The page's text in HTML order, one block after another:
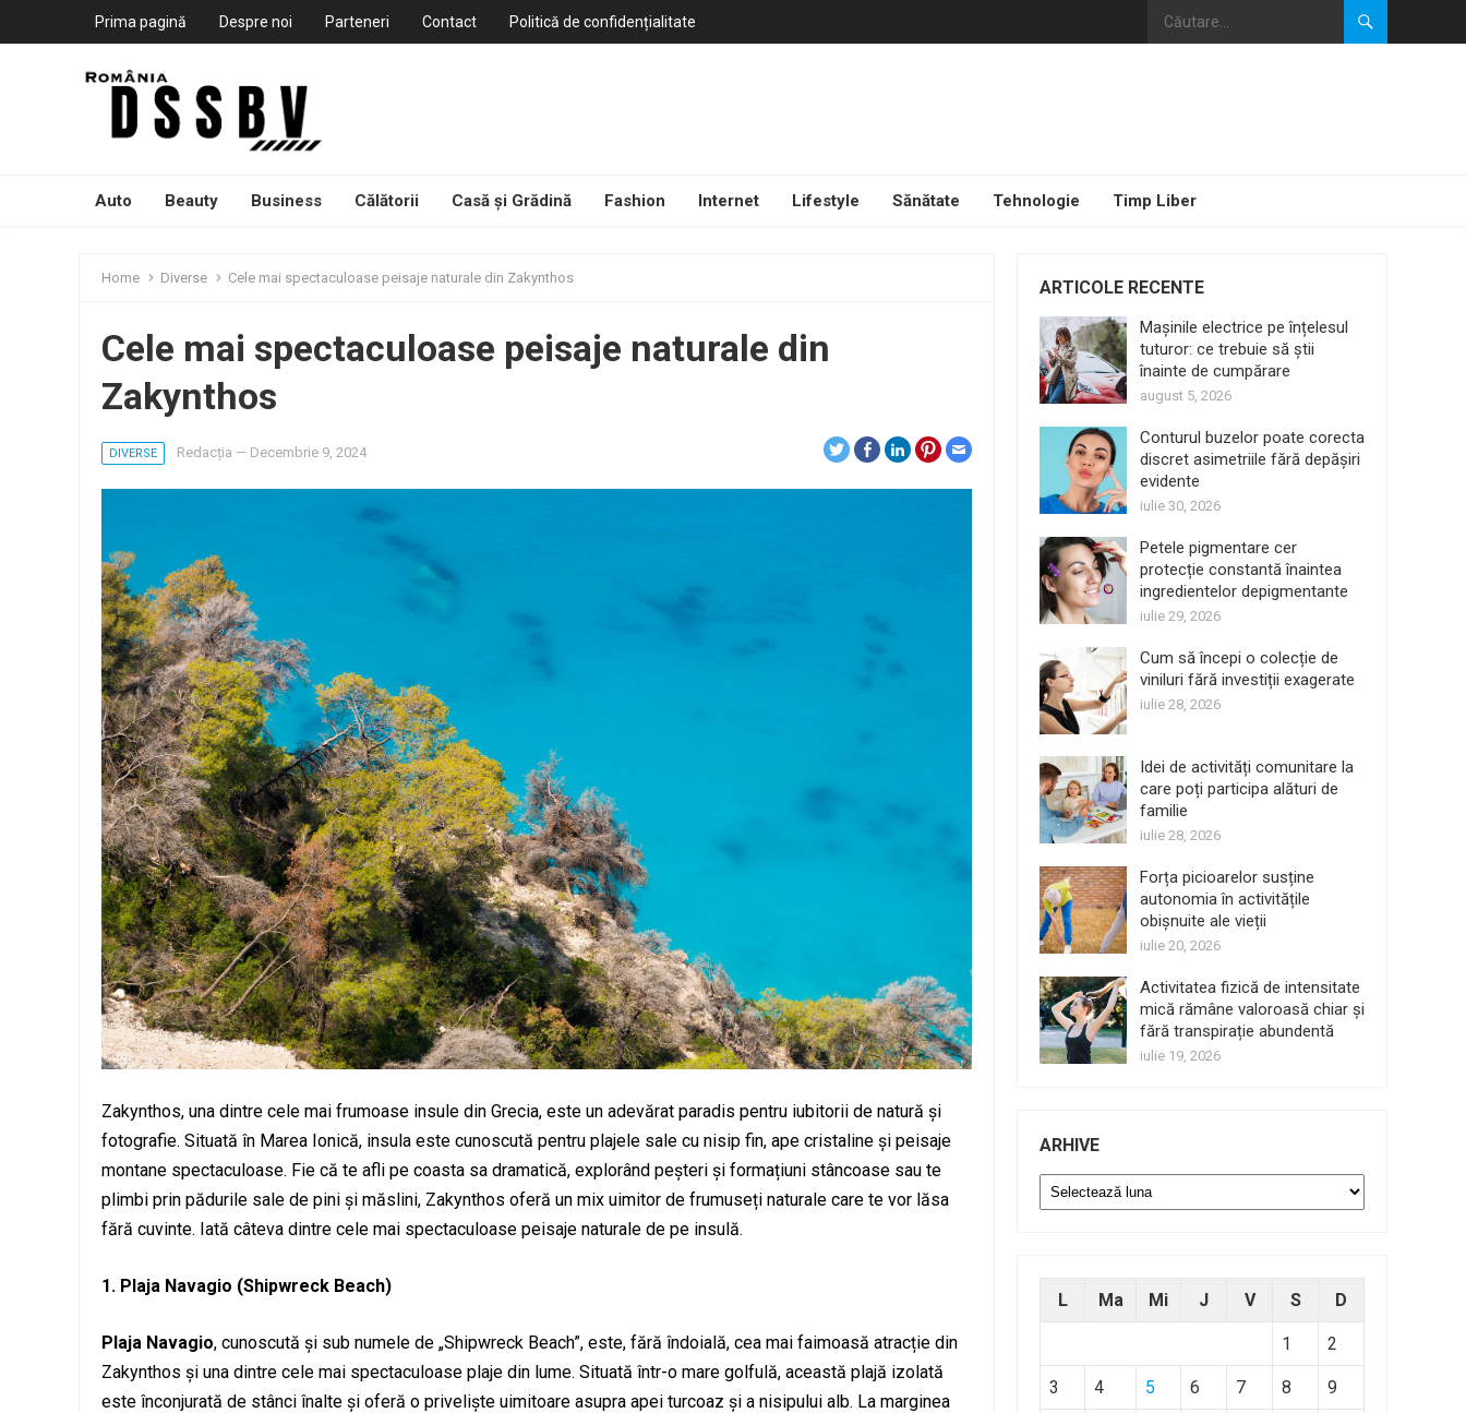
Prima pagină Despre noi Parteneri Contact Politică de confidențialitate
Auto Beauty Business Călătorii Casă și Grădină Fashion Internet Lifestyle Sănătate Tehnologie Timp Liber
Home Diverse Cele mai spectaculoase peisaje naturale din Zakynthos
Cele mai spectaculoase peisaje naturale din
Zakynthos
DIVERSE Redacția — Decembrie 9, 2024
Zakynthos, una dintre cele mai frumoase insule din Grecia, este un adevărat paradis pentru iubitorii de natură și
fotografie. Situată în Marea Ionică, insula este cunoscută pentru plajele sale cu nisip fin, ape cristaline și peisaje
montane spectaculoase. Fie că te afli pe coasta sa dramatică, explorând peșteri și formațiuni stâncoase sau te
plimbi prin pădurile sale de pini și măslini, Zakynthos oferă un mix uimitor de frumuseți naturale care te vor lăsa
fără cuvinte. Iată câteva dintre cele mai spectaculoase peisaje naturale de pe insulă.
1. Plaja Navagio (Shipwreck Beach)
Plaja Navagio, cunoscută și sub numele de „Shipwreck Beach”, este, fără îndoială, cea mai faimoasă atracție din
Zakynthos și una dintre cele mai spectaculoase plaje din lume. Situată într-o mare golfulă, această plajă izolată
este înconjurată de stânci înalte și oferă o priveliște uimitoare asupra apei turcoaz și a nisipului alb. La marginea
ARTICOLE RECENTE
Mașinile electrice pe înțelesul
tuturor: ce trebuie să știi
înainte de cumpărare
august 5, 2026
Conturul buzelor poate corecta
discret asimetriile fără depășiri
evidente
iulie 30, 2026
Petele pigmentare cer
protecție constantă înaintea
ingredientelor depigmentante
iulie 29, 2026
Cum să începi o colecție de
viniluri fără investiții exagerate
iulie 28, 2026
Idei de activități comunitare la
care poți participa alături de
familie
iulie 28, 2026
Forța picioarelor susține
autonomia în activitățile
obișnuite ale vieții
iulie 20, 2026
Activitatea fizică de intensitate
mică rămâne valoroasă chiar și
fără transpirație abundentă
iulie 19, 2026
ARHIVE
Arhive
L Ma Mi J V S D
1 2
3 4 5 6 7 8 9